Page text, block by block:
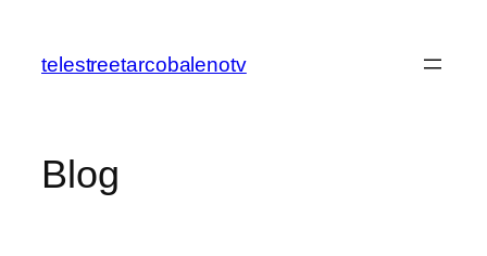
phầntelestreetarcobalenotv
Blog